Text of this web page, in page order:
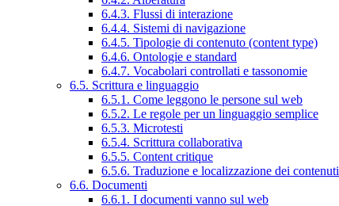
6.4.3. Flussi di interazione
6.4.4. Sistemi di navigazione
6.4.5. Tipologie di contenuto (content type)
6.4.6. Ontologie e standard
6.4.7. Vocabolari controllati e tassonomie
6.5. Scrittura e linguaggio
6.5.1. Come leggono le persone sul web
6.5.2. Le regole per un linguaggio semplice
6.5.3. Microtesti
6.5.4. Scrittura collaborativa
6.5.5. Content critique
6.5.6. Traduzione e localizzazione dei contenuti
6.6. Documenti
6.6.1. I documenti vanno sul web